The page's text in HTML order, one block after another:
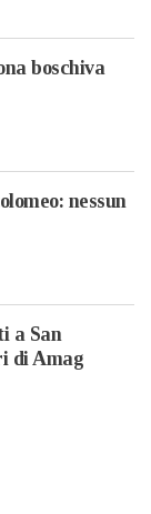
boschiva
nessun
a San
di Amag